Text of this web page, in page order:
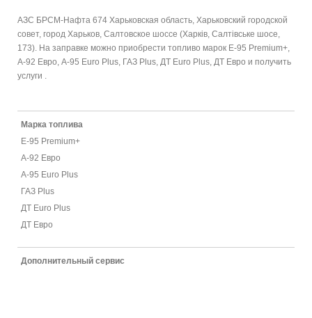
АЗС БРСМ-Нафта 674 Харьковская область, Харьковский городской
совет, город Харьков, Салтовское шоссе (Харків, Салтівське шосе,
173). На заправке можно приобрести топливо марок E-95 Premium+,
А-92 Евро, А-95 Euro Plus, ГАЗ Plus, ДТ Euro Plus, ДТ Евро и получить
услуги .
Марка топлива
E-95 Premium+
А-92 Евро
А-95 Euro Plus
ГАЗ Plus
ДТ Euro Plus
ДТ Евро
Дополнительный сервис